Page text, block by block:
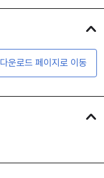
다운로드 페이지로 이동